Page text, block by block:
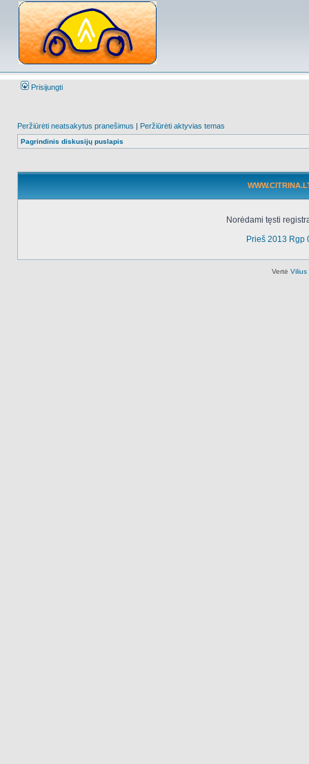
Prisijungti
Peržiūrėti neatsakytus pranešimus | Peržiūrėti aktyvias temas
Pagrindinis diskusijų puslapis
Norėdami tęsti
Prieš 2013 Rgp
Vertė Vilius